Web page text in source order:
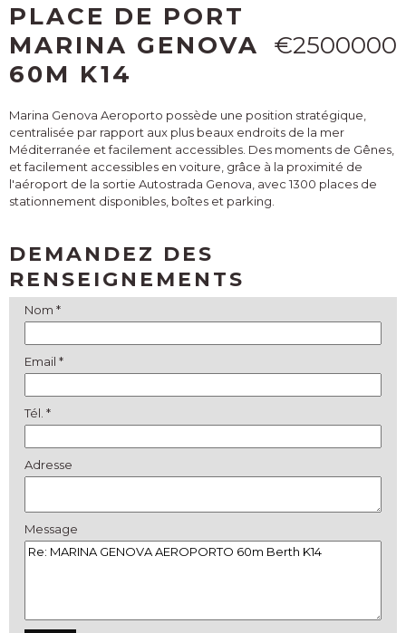
PLACE DE PORT
MARINA GENOVA
60M K14
€2500000
Marina Genova Aeroporto possède une position stratégique,
centralisée par rapport aux plus beaux endroits de la mer
Méditerranée et facilement accessibles. Des moments de Gênes,
et facilement accessibles en voiture, grâce à la proximité de
l'aéroport de la sortie Autostrada Genova, avec 1300 places de
stationnement disponibles, boîtes et parking.
DEMANDEZ DES
RENSEIGNEMENTS
Nom *
Email *
Tél. *
Adresse
Message